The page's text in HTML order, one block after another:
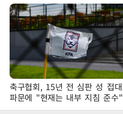
축구협회, 15년 전 심판 성 접대
파문에 "현재는 내부 지침 준수"